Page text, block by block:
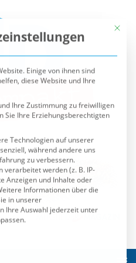
diese Website und Ihre
Ihre Zustimmung zu freiwilligen
Sie Ihre Erziehungsberechtigten
Technologien auf unserer
während andere uns
zu verbessern.
werden (z. B. IP-
Anzeigen und Inhalte oder
Informationen über die
in unserer
Ihre Auswahl jederzeit unter